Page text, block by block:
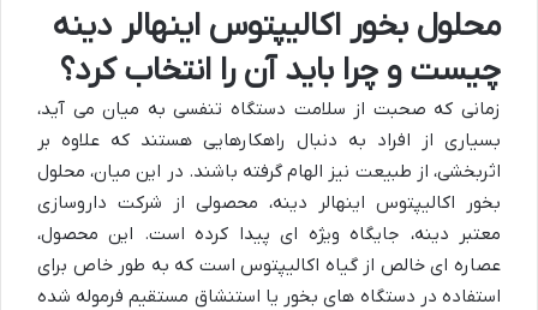
محلول بخور اکالیپتوس اینهالر دینه
چیست و چرا باید آن را انتخاب کرد؟
زمانی که صحبت از سلامت دستگاه تنفسی به میان می آید،
بسیاری از افراد به دنبال راهکارهایی هستند که علاوه بر
اثربخشی، از طبیعت نیز الهام گرفته باشند. در این میان، محلول
بخور اکالیپتوس اینهالر دینه، محصولی از شرکت داروسازی
معتبر دینه، جایگاه ویژه ای پیدا کرده است. این محصول،
عصاره ای خالص از گیاه اکالیپتوس است که به طور خاص برای
استفاده در دستگاه های بخور یا استنشاق مستقیم فرموله شده